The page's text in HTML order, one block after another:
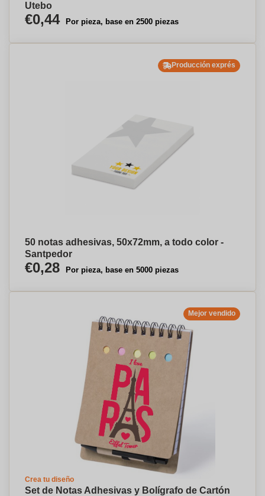
Utebo
€0,44 Por pieza, base en 2500 piezas
Producción exprés
50 notas adhesivas, 50x72mm, a todo color -
Santpedor
€0,28 Por pieza, base en 5000 piezas
Mejor vendido
Crea tu diseño
Set de Notas Adhesivas y Bolígrafo de Cartón